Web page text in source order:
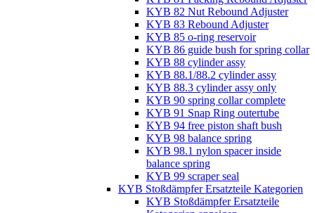
KYB 82 Nut Rebound Adjuster
KYB 83 Rebound Adjuster
KYB 85 o-ring reservoir
KYB 86 guide bush for spring collar
KYB 88 cylinder assy
KYB 88.1/88.2 cylinder assy
KYB 88.3 cylinder assy only
KYB 90 spring collar complete
KYB 91 Snap Ring outertube
KYB 94 free piston shaft bush
KYB 98 balance spring
KYB 98.1 nylon spacer inside
balance spring
KYB 99 scraper seal
KYB Stoßdämpfer Ersatzteile Kategorien
KYB Stoßdämpfer Ersatzteile